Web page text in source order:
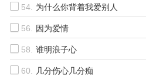
54. 为什么你背着我爱别人
56.
因为爱情
58. 谁明浪子心
60. 几分伤心几分痴